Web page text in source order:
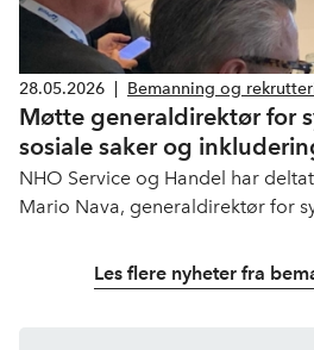
28.05.2026 Bemanning og
Møtte generaldirektør for
sosiale saker og
NHO Service og Handel har
Mario Nava, generaldirektør for
Les flere nyheter fra